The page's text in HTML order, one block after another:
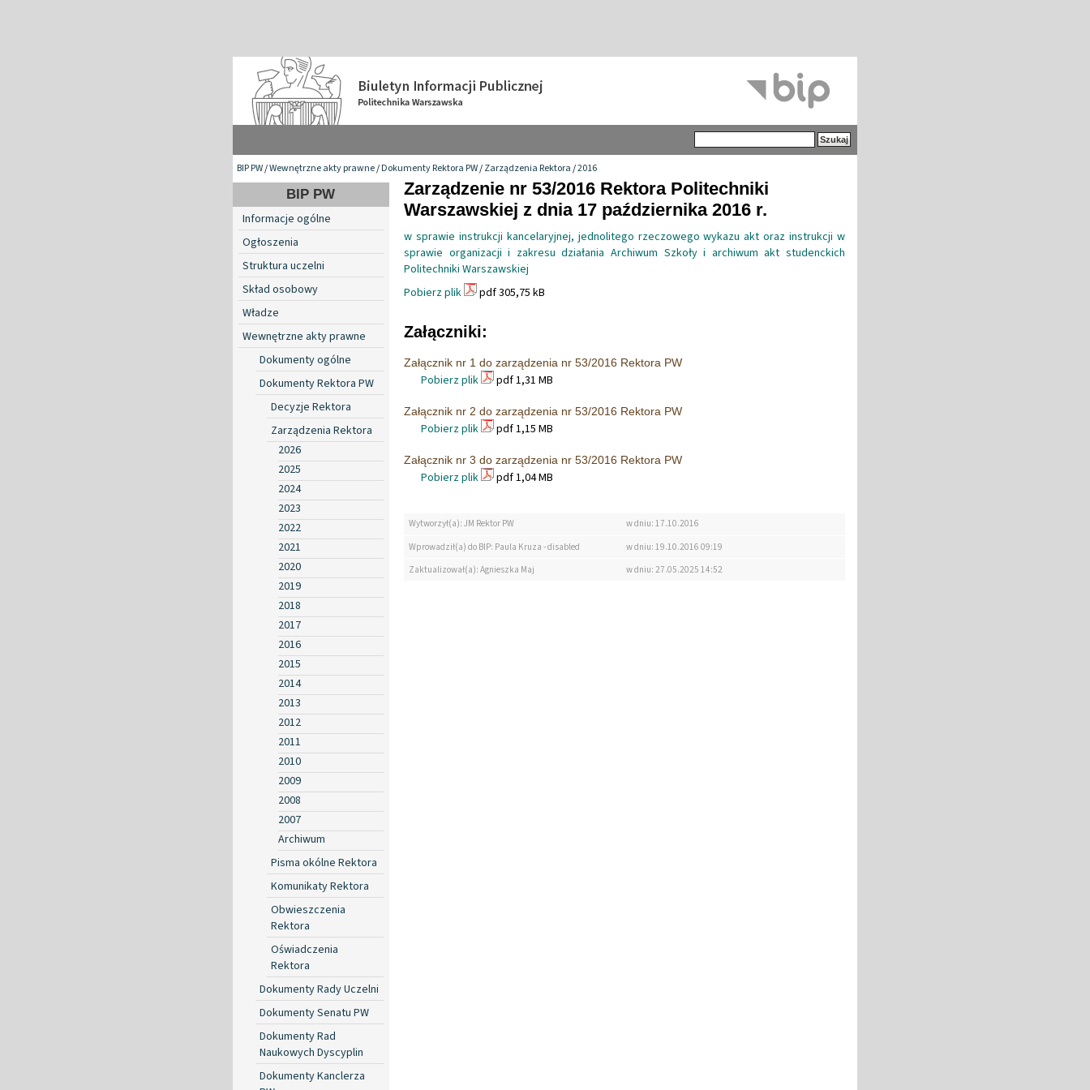
BIP PW/Wewnętrzne akty prawne/Dokumenty Rektora PW/Zarządzenia Rektora/2016
BIP PW
Informacje ogólne
Ogłoszenia
Struktura uczelni
Skład osobowy
Władze
Wewnętrzne akty prawne
Dokumenty ogólne
Dokumenty Rektora PW
Decyzje Rektora
Zarządzenia Rektora
2026
2025
2024
2023
2022
2021
2020
2019
2018
2017
2016
2015
2014
2013
2012
2011
2010
2009
2008
2007
Archiwum
Pisma okólne Rektora
Komunikaty Rektora
Obwieszczenia
Rektora
Oświadczenia
Rektora
Dokumenty Rady Uczelni
Dokumenty Senatu PW
Dokumenty Rad
Naukowych Dyscyplin
Dokumenty Kanclerza
Zarządzenie nr 53/2016 Rektora Politechniki
Warszawskiej z dnia 17 października 2016 r.
w sprawie instrukcji kancelaryjnej, jednolitego rzeczowego wykazu akt oraz instrukcji w
sprawie organizacji i zakresu działania Archiwum Szkoły i archiwum akt studenckich
Politechniki Warszawskiej
Pobierz plik
pdf 305,75 kB
Załączniki:
Załącznik nr 1 do zarządzenia nr 53/2016 Rektora PW
Pobierz plik pdf 1,31 MB
Załącznik nr 2 do zarządzenia nr 53/2016 Rektora PW
Pobierz plik pdf 1,15 MB
Załącznik nr 3 do zarządzenia nr 53/2016 Rektora PW
Pobierz plik pdf 1,04 MB
Wytworzył(a): JM Rektor PW
w dniu: 17.10.2016
Wprowadził(a) do BIP: Paula Kruza - disabled
w dniu: 19.10.2016 09:19
Zaktualizował(a): Agnieszka Maj
w dniu: 27.05.2025 14:52